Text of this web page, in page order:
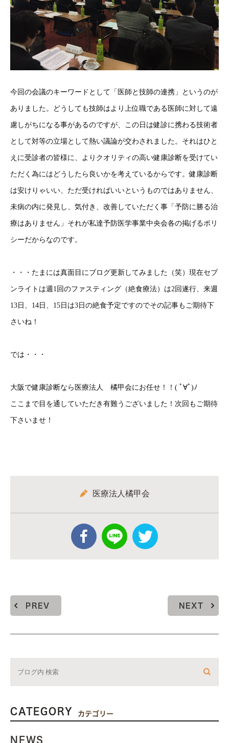
今回の会議のキーワードとして「医師と技師の連携」というのが
ありました。どうしても技師はより上位職である医師に対して遠
慮しがちになる事があるのですが、この日は健診に携わる技術者
として対等の立場として熱い議論が交わされました。それはひと
えに受診者の皆様に、よりクオリティの高い健康診断を受けてい
ただく為にはどうしたら良いかを考えているからです。健康診断
は安けりゃいい、ただ受ければいいというものではありません、
未病の内に発見し、気付き、改善していただく事「予防に勝る治
療はありません」それが私達予防医学事業中央会各の掲げるポリ
シーだからなのです。
・・・たまには真面目にブログ更新してみました（笑）現在セブ
ンライトは週1回のファスティング（絶食療法）は2回遂行、来週
13日、14日、15日は3日の絶食予定ですのでその記事もご期待下
さいね！
では・・・
大阪で健康診断なら医療法人 橘甲会にお任せ！！( ﾟ∀ﾟ)ﾉ
ここまで目を通していただき有難うございました！次回もご期待
下さいませ！
医療法人橘甲会
PREV NEXT
CATEGORY カテゴリー
NEWS